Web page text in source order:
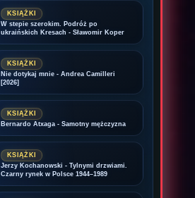
KSIĄŻKI
W stepie szerokim. Podróż po
ukraińskich Kresach - Sławomir Koper
KSIĄŻKI
Nie dotykaj mnie - Andrea Camilleri
[2026]
KSIĄŻKI
Bernardo Atxaga - Samotny mężczyzna
KSIĄŻKI
Jerzy Kochanowski - Tylnymi drzwiami.
Czarny rynek w Polsce 1944–1989